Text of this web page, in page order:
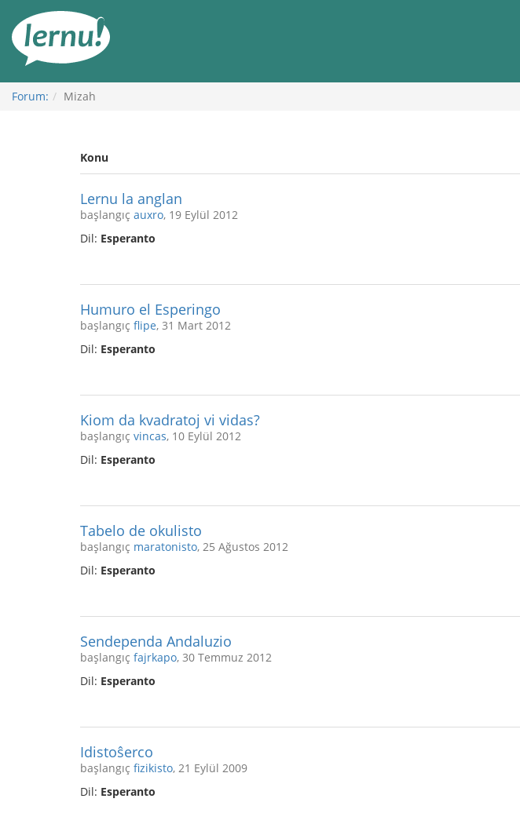
Görüntüleme
Forum: Mizah
Konu
Lernu la anglan
başlangıç auxro, 19 Eylül 2012
Dil: Esperanto
Humuro el Esperingo
başlangıç flipe, 31 Mart 2012
Dil: Esperanto
Kiom da kvadratoj vi vidas?
başlangıç vincas, 10 Eylül 2012
Dil: Esperanto
Tabelo de okulisto
başlangıç maratonisto, 25 Ağustos 2012
Dil: Esperanto
Sendependa Andaluzio
başlangıç fajrkapo, 30 Temmuz 2012
Dil: Esperanto
Idistoŝerco
başlangıç fizikisto, 21 Eylül 2009
Dil: Esperanto